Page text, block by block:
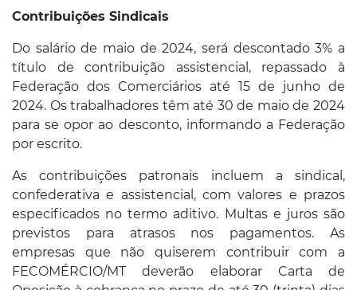
Contribuições Sindicais
Do salário de maio de 2024, será descontado 3% a
título de contribuição assistencial, repassado à
Federação dos Comerciários até 15 de junho de
2024. Os trabalhadores têm até 30 de maio de 2024
para se opor ao desconto, informando a Federação
por escrito.
As contribuições patronais incluem a sindical,
confederativa e assistencial, com valores e prazos
especificados no termo aditivo. Multas e juros são
previstos para atrasos nos pagamentos. As
empresas que não quiserem contribuir com a
FECOMÉRCIO/MT deverão elaborar Carta de